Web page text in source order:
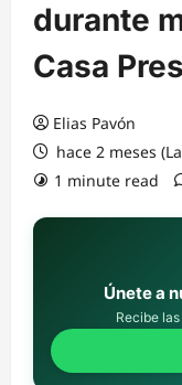
durante
Casa
Elias Pavón
hace 2 meses
1 minute read
Únete a
Recibe